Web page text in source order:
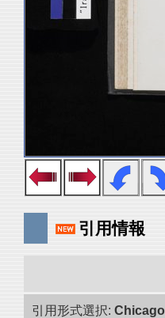
引用情報
引用形式選択: Chicago